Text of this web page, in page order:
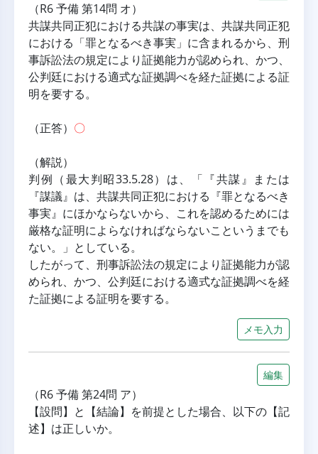
（R6 予備 第14問 オ）
共謀共同正犯における共謀の事実は、共謀共同正犯
における「罪となるべき事実」に含まれるから、刑
事訴訟法の規定により証拠能力が認められ、かつ、
公判廷における適式な証拠調べを経た証拠による証
明を要する。
（正答） 〇
（解説）
判例（最大判昭33.5.28）は、「『共謀』または
『謀議』は、共謀共同正犯における『罪となるべき
事実』にほかならないから、これを認めるためには
厳格な証明によらなければならないこというまでも
ない。」としている。
したがって、刑事訴訟法の規定により証拠能力が認
められ、かつ、公判廷における適式な証拠調べを経
た証拠による証明を要する。
メモ入力
編集
（R6 予備 第24問 ア）
【設問】と【結論】を前提とした場合、以下の【記
述】は正しいか。